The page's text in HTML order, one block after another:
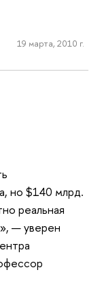
19 марта, 2010 г.
но $140 млрд.
реальная
— уверен